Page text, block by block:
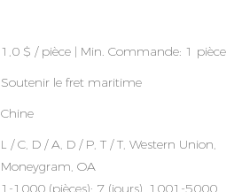
1,0 $ / pièce | Min. Commande: 1 pièce
Soutenir le fret maritime
Chine
L / C, D / A, D / P, T / T, Western Union,
Moneygram, OA
1-1000 (pièces): 7 (jours), 1001-5000